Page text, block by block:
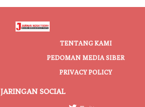
TENTANG KAMI
PEDOMAN MEDIA SIBER
PRIVACY POLICY
JARINGAN SOCIAL